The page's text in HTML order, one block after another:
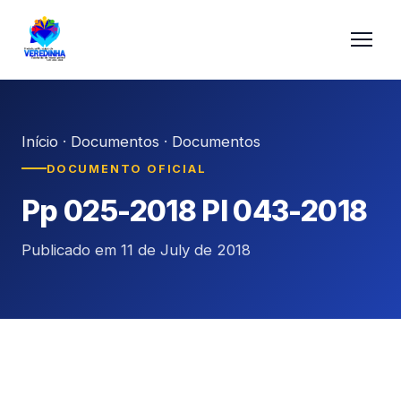
Início · Documentos · Documentos
DOCUMENTO OFICIAL
Pp 025-2018 Pl 043-2018
Publicado em 11 de July de 2018